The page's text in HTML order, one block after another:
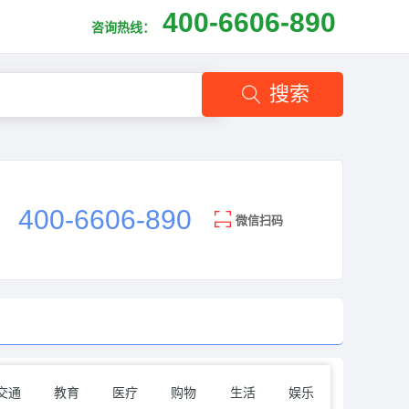
咨询热线： 400-6606-890
搜索
400-6606-890 微信扫码
通 教育 医疗 购物 生活 娱乐